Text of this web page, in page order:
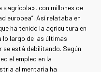
«agrícola», con millones de
europea”. Así relataba en
ha tenido la agricultura en
lo largo de las últimas
está debilitando. Según
el empleo en la
alimentaria ha